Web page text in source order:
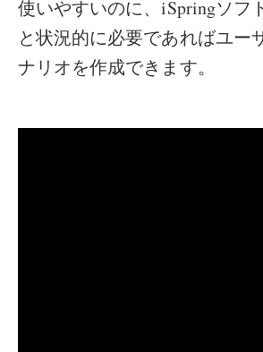
使いやすいのに、iSpringソフ
と状況的に必要であればユー
ナリオを作成できます。